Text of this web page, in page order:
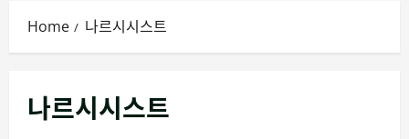
Home 나르시시스트
나르시시스트